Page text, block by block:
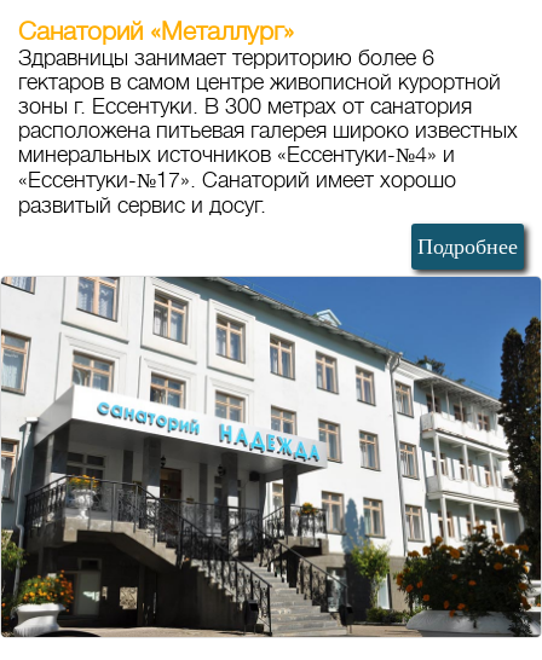
Санаторий «Металлург»
Здравницы занимает территорию более 6
гектаров в самом центре живописной курортной
зоны г. Ессентуки. В 300 метрах от санатория
расположена питьевая галерея широко известных
минеральных источников «Ессентуки-№4» и
«Ессентуки-№17». Санаторий имеет хорошо
развитый сервис и досуг.
Подробнее